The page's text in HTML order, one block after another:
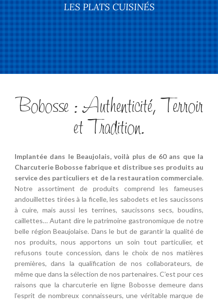
LES PLATS CUISINÉS
Bobosse : Authenticité, Terroir
et Tradition.
Implantée dans le Beaujolais, voilà plus de 60 ans que la
Charcuterie Bobosse fabrique et distribue ses produits au
service des particuliers et de la restauration commerciale.
Notre assortiment de produits comprend les fameuses
andouillettes tirées à la ficelle, les sabodets et les saucissons
à cuire, mais aussi les terrines, saucissons secs, boudins,
caillettes… Autant dire le patrimoine gastronomique de notre
belle région Beaujolaise. Dans le but de garantir la qualité de
nos produits, nous apportons un soin tout particulier, et
refusons toute concession, dans le choix de nos matières
premières, dans la qualification de nos collaborateurs, de
même que dans la sélection de nos partenaires. C’est pour ces
raisons que la charcuterie en ligne Bobosse demeure dans
l’esprit de nombreux connaisseurs, une véritable marque de